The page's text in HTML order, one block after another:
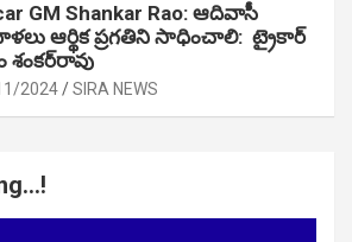
GM Shankar Rao: ఆదివాసీ
ఆర్థిక ప్రగతిని సాధించాలి: ట్రైకార్
శంకర్‌రావు
2024 SIRA NEWS